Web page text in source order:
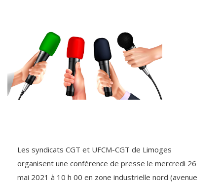
Les syndicats CGT et UFCM-CGT de Limoges
organisent une conférence de presse le mercredi 26
mai 2021 à 10 h 00 en zone industrielle nord (avenue